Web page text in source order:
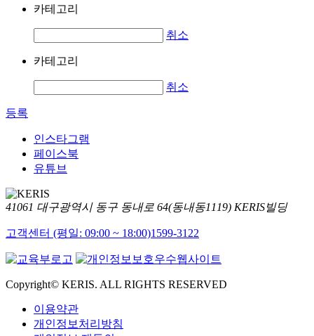
카테고리
취소
카테고리
취소
등록
인스타그램
페이스북
유튜브
41061 대구광역시 동구 동내로 64(동내동1119) KERIS빌딩
고객센터 (평일: 09:00 ~ 18:00)1599-3122
Copyright© KERIS. ALL RIGHTS RESERVED
이용약관
개인정보처리방침